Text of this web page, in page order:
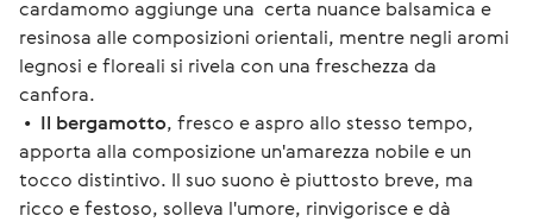
cardamomo aggiunge una certa nuance balsamica e
resinosa alle composizioni orientali, mentre negli aromi
legnosi e floreali si rivela con una freschezza da
canfora.
• Il bergamotto, fresco e aspro allo stesso tempo,
apporta alla composizione un'amarezza nobile e un
tocco distintivo. Il suo suono è piuttosto breve, ma
ricco e festoso, solleva l'umore, rinvigorisce e dà